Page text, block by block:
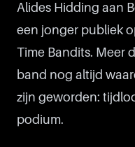
Alides Hidding aan
een jonger publiek
Time Bandits. Meer
band nog altijd
zijn geworden:
podium.